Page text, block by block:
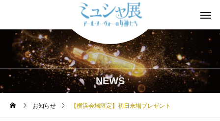
NEWS
お知らせ 【横浜会場限定】初日来場プレゼント